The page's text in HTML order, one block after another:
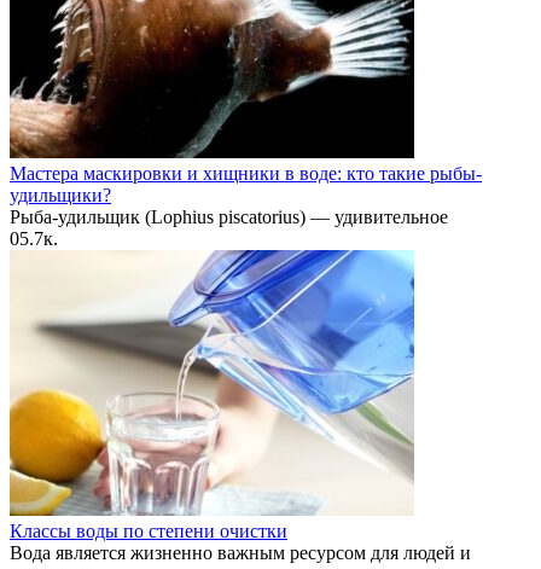
Мастера маскировки и хищники в воде: кто такие рыбы-
удильщики?
Рыба-удильщик (Lophius piscatorius) — удивительное
05.7к.
Классы воды по степени очистки
Вода является жизненно важным ресурсом для людей и